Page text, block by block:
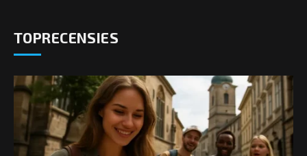
TOPRECENSIES